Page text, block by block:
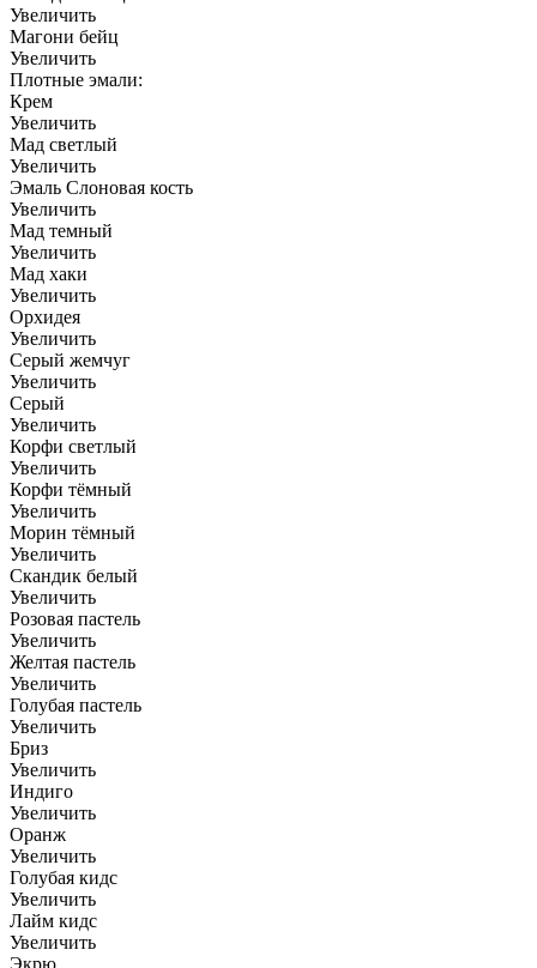
Увеличить
Магони бейц
Увеличить
Плотные эмали:
Крем
Увеличить
Мад светлый
Увеличить
Эмаль Слоновая кость
Увеличить
Мад темный
Увеличить
Мад хаки
Увеличить
Орхидея
Увеличить
Серый жемчуг
Увеличить
Серый
Увеличить
Корфи светлый
Увеличить
Корфи тёмный
Увеличить
Морин тёмный
Увеличить
Скандик белый
Увеличить
Розовая пастель
Увеличить
Желтая пастель
Увеличить
Голубая пастель
Увеличить
Бриз
Увеличить
Индиго
Увеличить
Оранж
Увеличить
Голубая кидс
Увеличить
Лайм кидс
Увеличить